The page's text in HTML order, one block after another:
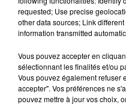
album
requested; Use precise
other data sources; Link
information transmitted
Vous pouvez accepter en
sélectionnant les finalités et/ou
Vous pouvez également refuser
accepter". Vos préférences ne
pouvez mettre à jour vos choix,